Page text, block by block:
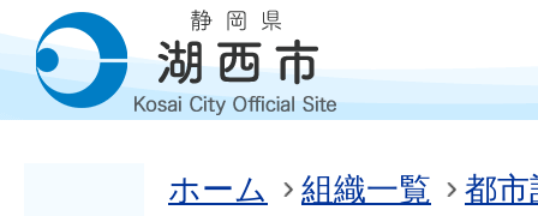
ホーム 組織一覧
都市